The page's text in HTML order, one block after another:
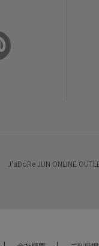
J'aDoRe JUN ONLINE